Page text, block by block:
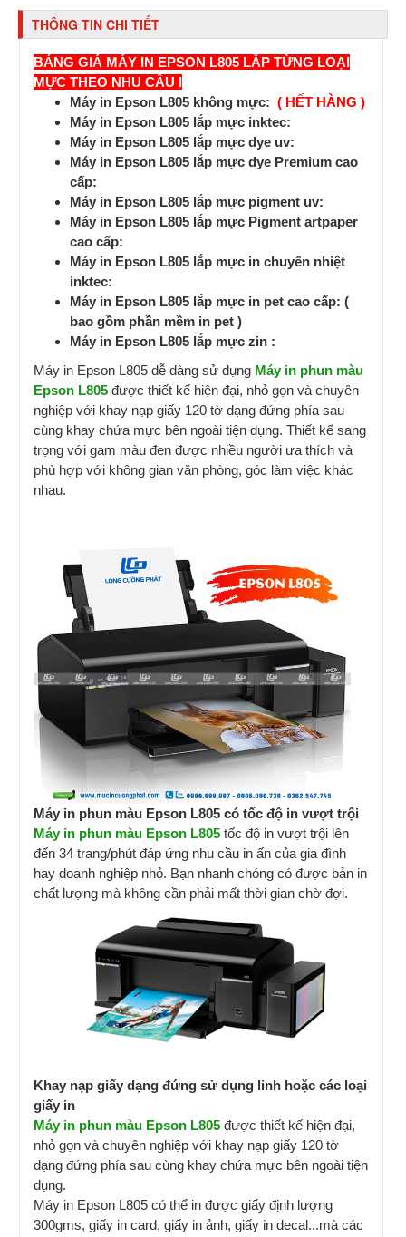
THÔNG TIN CHI TIẾT
BẢNG GIÁ MÁY IN EPSON L805 LẮP TỪNG LOẠI
MỰC THEO NHU CẦU I
Máy in Epson L805 không mực: ( HẾT HÀNG )
Máy in Epson L805 lắp mực inktec:
Máy in Epson L805 lắp mực dye uv:
Máy in Epson L805 lắp mực dye Premium cao
cấp:
Máy in Epson L805 lắp mực pigment uv:
Máy in Epson L805 lắp mực Pigment artpaper
cao cấp:
Máy in Epson L805 lắp mực in chuyển nhiệt
inktec:
Máy in Epson L805 lắp mực in pet cao cấp: (
bao gồm phần mềm in pet )
Máy in Epson L805 lắp mực zin :
Máy in Epson L805 dễ dàng sử dụng Máy in phun màu
Epson L805 được thiết kế hiện đại, nhỏ gọn và chuyên
nghiệp với khay nạp giấy 120 tờ dạng đứng phía sau
cùng khay chứa mực bên ngoài tiện dụng. Thiết kế sang
trọng với gam màu đen được nhiều người ưa thích và
phù hợp với không gian văn phòng, góc làm việc khác
nhau.
Máy in phun màu Epson L805 có tốc độ in vượt trội
Máy in phun màu Epson L805 tốc độ in vượt trội lên
đến 34 trang/phút đáp ứng nhu cầu in ấn của gia đình
hay doanh nghiệp nhỏ. Bạn nhanh chóng có được bản in
chất lượng mà không cần phải mất thời gian chờ đợi.
Khay nạp giấy dạng đứng sử dụng linh hoặc các loại
giấy in
Máy in phun màu Epson L805 được thiết kế hiện đại,
nhỏ gọn và chuyên nghiệp với khay nạp giấy 120 tờ
dạng đứng phía sau cùng khay chứa mực bên ngoài tiện
dụng.
Máy in Epson L805 có thể in được giấy định lượng
300gms, giấy in card, giấy in ảnh, giấy in decal...mà các